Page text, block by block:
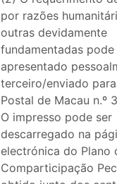
por razões
outras devidamente
fundamentadas pode
apresentado
terceiro/enviado para
Postal de Macau n.º
O impresso pode ser
descarregado na
electrónica do Plano
Comparticipação